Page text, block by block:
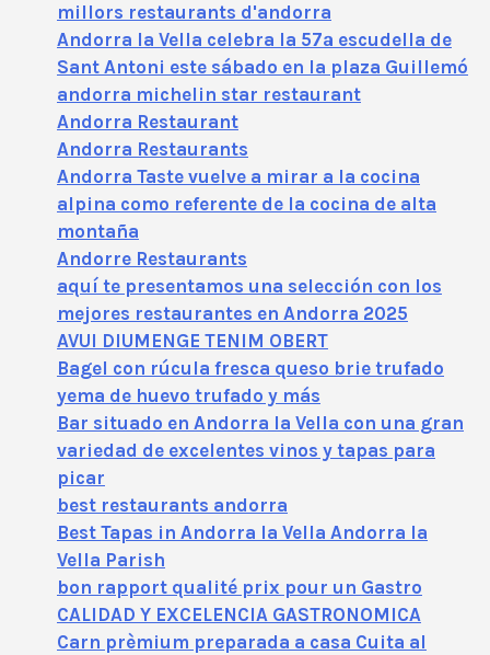
millors restaurants d'andorra
Andorra la Vella celebra la 57ª escudella de
Sant Antoni este sábado en la plaza Guillemó
andorra michelin star restaurant
Andorra Restaurant
Andorra Restaurants
Andorra Taste vuelve a mirar a la cocina
alpina como referente de la cocina de alta
montaña
Andorre Restaurants
aquí te presentamos una selección con los
mejores restaurantes en Andorra 2025
AVUI DIUMENGE TENIM OBERT
Bagel con rúcula fresca queso brie trufado
yema de huevo trufado y más
Bar situado en Andorra la Vella con una gran
variedad de excelentes vinos y tapas para
picar
best restaurants andorra
Best Tapas in Andorra la Vella Andorra la
Vella Parish
bon rapport qualité prix pour un Gastro
CALIDAD Y EXCELENCIA GASTRONOMICA
Carn prèmium preparada a casa Cuita al